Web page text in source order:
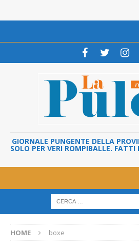
GIORNALE PUNGENTE DELLA
SOLO PER VERI ROMPIBALLE.
HOME boxe